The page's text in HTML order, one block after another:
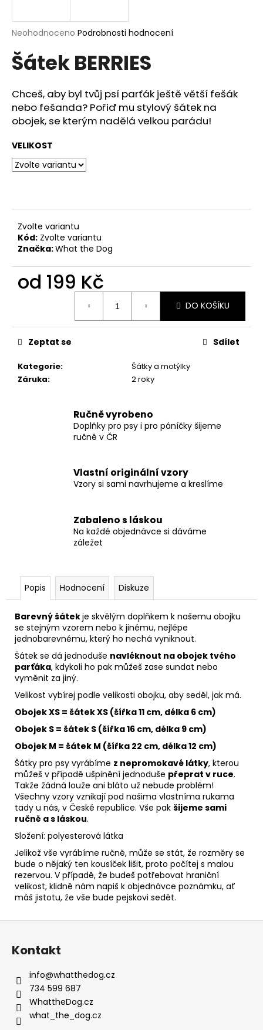
Průměrné
produktu
je
z
5
hvězdiček.
Neohodnoceno Podrobnosti hodnocení
Šátek BERRIES
Chceš, aby byl tvůj psí parťák ještě větší fešák
nebo fešanda? Pořiď mu stylový šátek na
obojek, se kterým nadělá velkou parádu!
VELIKOST
Zvolte variantu
Kód: Zvolte variantu
Značka:What the Dog
od 199 Kč
DO KOŠÍKU
Kategorie:
Šátky a motýlky
Záruka: 2 roky
Zeptat se Sdílet
Ručně vyrobeno
Doplňky pro psy i pro páníčky šijeme
ručně v ČR
Vlastní originální vzory
Vzory si sami navrhujeme a kreslíme
Zabaleno s láskou
Na každé objednávce si dáváme
záležet
Popis Hodnocení Diskuze
Barevný šátekje skvělým doplňkem k našemu obojku
se stejným vzorem nebo k jinému, nejlépe
jednobarevnému, který ho nechá vyniknout.
Šátek se dá jednoduše navléknout na obojek tvého
parťáka, kdykoli ho pak můžeš zase sundat nebo
vyměnit za jiný.
Velikost vybírej podle velikosti obojku, aby seděl, jak má.
Obojek XS = šátek XS (šířka 11 cm, délka 6 cm)
Obojek S = šátek S (šířka 16 cm, délka 9 cm)
Obojek M = šátek M (šířka 22 cm, délka 12 cm)
Šátky pro psy vyrábíme z nepromokavé látky, kterou
můžeš v případě ušpinění jednoduše přeprat v ruce.
Takže žádná louže ani bláto už nebude problém!
Všechny vzory vznikají pod našima vlastníma rukama
tady u nás, v České republice. Vše pak šijeme sami
ručně a s láskou.
Složení: polyesterová látka
Jelikož vše vyrábíme ručně, může se stát, že rozměry se
bude o nějaký ten kousíček lišit, proto počítej s malou
rezervou. V případě, že budeš potřebovat hraniční
velikost, klidně nám napiš k objednávce poznámku, ať
máš jistotu, že vše bude pejskovi sedět.
j
t
?
p
o
u
č
u
e
SVATEBNÍ
VODÍTKO
ELEGANTNÍ
Z
Kontakt
info@whatthedog.cz
734 599 687
WhattheDog.cz
what_the_dog.cz